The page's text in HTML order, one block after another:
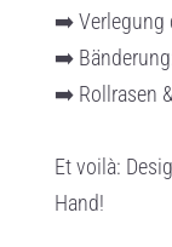
➡️ Verlegung
➡️
➡️ Rollrasen
Et voilà:
Hand!